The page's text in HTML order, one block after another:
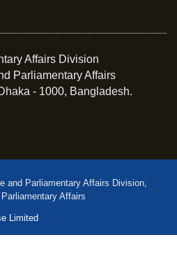
Affairs Division
Parliamentary Affairs
- 1000, Bangladesh.
and Parliamentary Affairs Division,
Affairs
Limited